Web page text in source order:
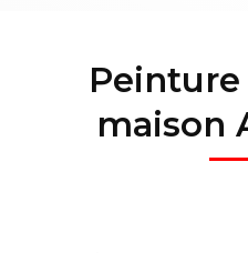
maison